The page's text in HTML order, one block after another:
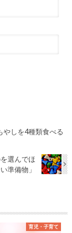
やしを4種類食べる
選んでほ
準備物」
育児・子育て